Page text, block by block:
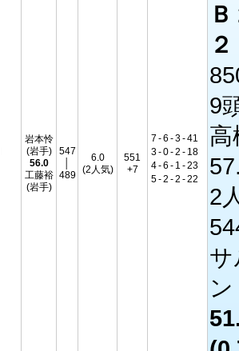
岩本怜
(岩手)
56.0
工藤裕
(岩手)
547
489
6.0
(2人気)
551
+7
7 -6 -3-41
3-0-2 - 18
4-6 - 1 -23
5-2 -2 -22
２
9
2
ン